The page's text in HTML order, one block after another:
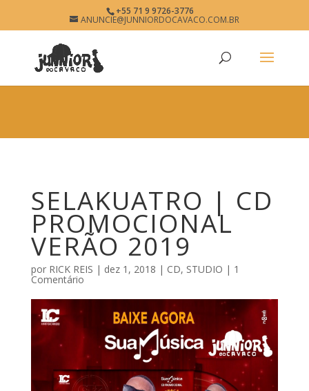
SELAKUATRO
www.junniordocavaco.com.br
+55 71 9 9726-3776
ANUNCIE@JUNNIORDOCAVACO.COM.BR
SELAKUATRO | CD
PROMOCIONAL
VERÃO 2019
por RICK REIS | dez 1, 2018 | CD, STUDIO | 1
Comentário
× Free - In Google Play View